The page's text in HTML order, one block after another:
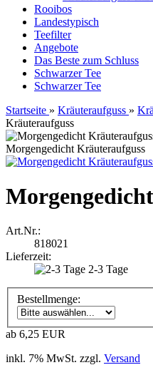
Rooibos
Landestypisch
Teefilter
Angebote
Das Beste zum Schluss
Schwarzer Tee
Schwarzer Tee
Startseite » Kräuteraufguss »
Kräuteraufguss
Morgengedicht Kräuteraufguss
Art.Nr.:
818021
Lieferzeit:
2-3 Tage
Bestellmenge:
ab 6,25 EUR
inkl. 7% MwSt. zzgl. Versand